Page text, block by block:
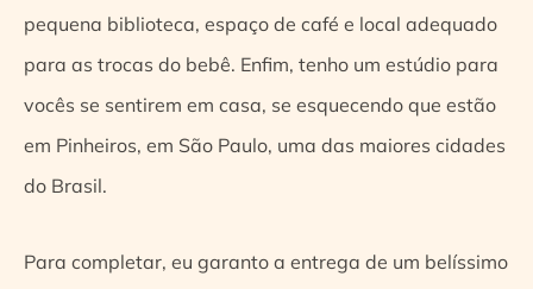
pequena biblioteca, espaço de café e local adequado
para as trocas do bebê. Enfim, tenho um estúdio para
vocês se sentirem em casa, se esquecendo que estão
em Pinheiros, em São Paulo, uma das maiores cidades
do Brasil.
Para completar, eu garanto a entrega de um belíssimo